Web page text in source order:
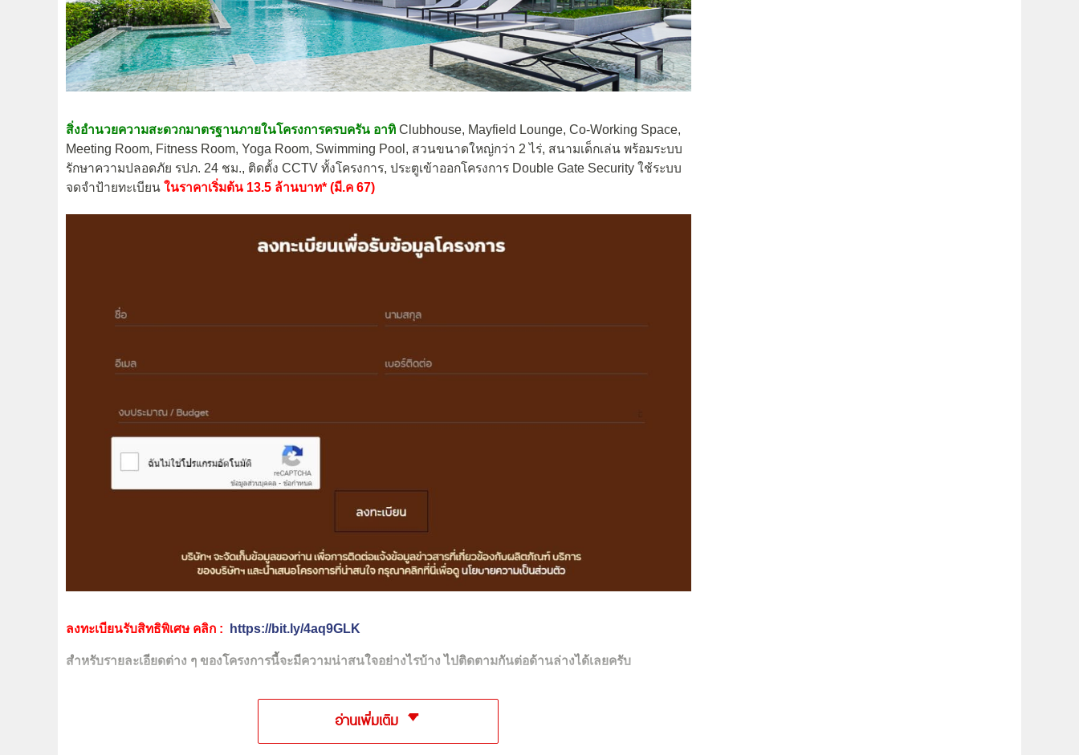
สิ่งอำนวยความสะดวกมาตรฐานภายในโครงการครบครัน อาทิ Clubhouse, Mayfield Lounge, Co-Working Space,
Meeting Room, Fitness Room, Yoga Room, Swimming Pool, สวนขนาดใหญ่กว่า 2 ไร่, สนามเด็กเล่น พร้อมระบบ
รักษาความปลอดภัย รปภ. 24 ชม., ติดตั้ง CCTV ทั้งโครงการ, ประตูเข้าออกโครงการ Double Gate Security ใช้ระบบ
จดจำป้ายทะเบียน ในราคาเริ่มต้น 13.5 ล้านบาท* (มี.ค 67)
ลงทะเบียนรับสิทธิพิเศษ คลิก : https://bit.ly/4aq9GLK
สำหรับรายละเอียดต่าง ๆ ของโครงการนี้จะมีความน่าสนใจอย่างไรบ้าง ไปติดตามกันต่อด้านล่างได้เลยครับ
อ่านเพิ่มเติม